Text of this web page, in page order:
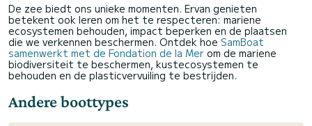
De zee biedt ons unieke momenten. Ervan genieten
betekent ook leren om het te respecteren: mariene
ecosystemen behouden, impact beperken en de plaatsen
die we verkennen beschermen. Ontdek hoe SamBoat
samenwerkt met de Fondation de la Mer om de mariene
biodiversiteit te beschermen, kustecosystemen te
behouden en de plasticvervuiling te bestrijden.
Andere boottypes